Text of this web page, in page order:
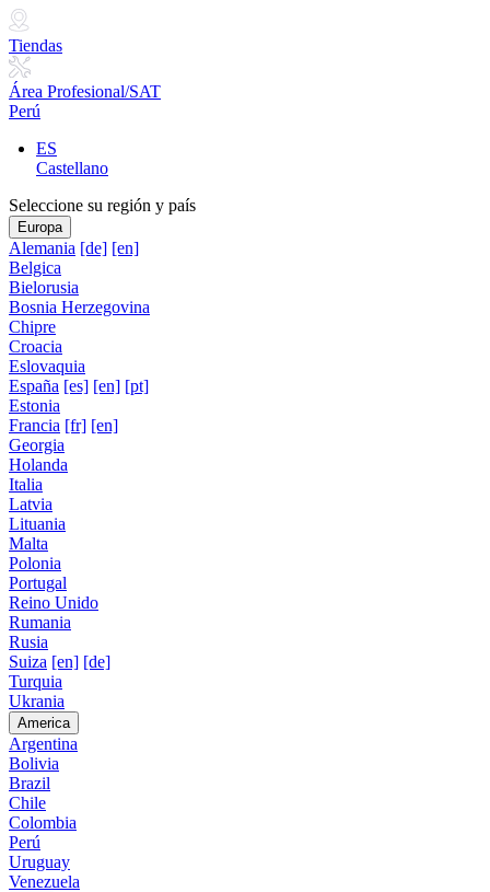
Tiendas
Área Profesional/SAT
Perú
ES
Castellano
Seleccione su región y país
Europa
Alemania [de] [en]
Belgica
Bielorusia
Bosnia Herzegovina
Chipre
Croacia
Eslovaquia
España [es] [en] [pt]
Estonia
Francia [fr] [en]
Georgia
Holanda
Italia
Latvia
Lituania
Malta
Polonia
Portugal
Reino Unido
Rumania
Rusia
Suiza [en] [de]
Turquia
Ukrania
America
Argentina
Bolivia
Brazil
Chile
Colombia
Perú
Uruguay
Venezuela